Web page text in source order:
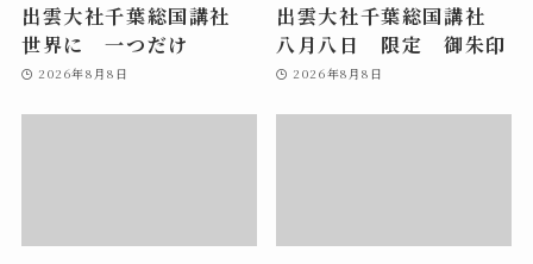
出雲大社千葉総国講社
世界に 一つだけ
2026年8月8日
出雲大社千葉総国講社
八月八日 限定 御朱印
2026年8月8日